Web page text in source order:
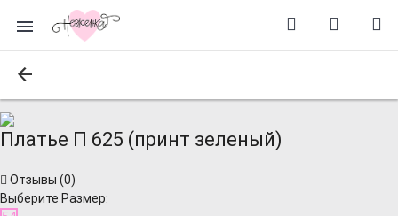
Платье П 625 (принт зеленый)
Отзывы (0)
Выберите Размер: